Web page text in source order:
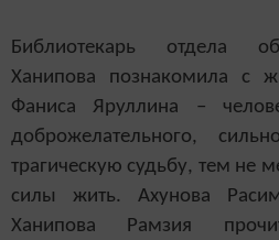
Библиотекарь отдела
Ханипова познакомила с
Фаниса Яруллина –
доброжелательного,
трагическую судьбу, тем не
силы жить. Ахунова
Ханипова Рамзия